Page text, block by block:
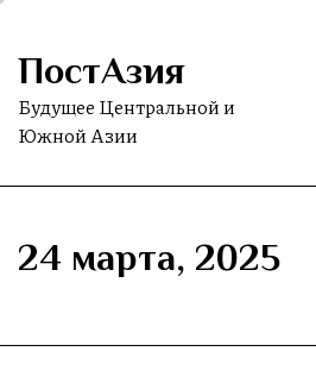
Skip
the
content
ПостАзия
Будущее Центральной и
Южной Азии
24 марта, 2025